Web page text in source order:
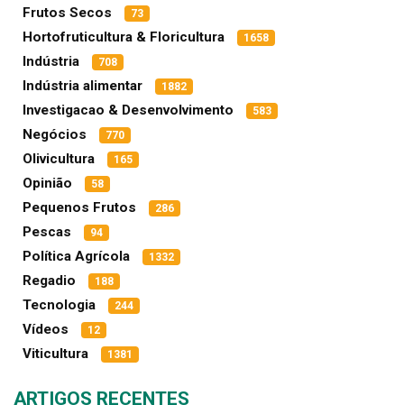
Frutos Secos 73
Hortofruticultura & Floricultura 1658
Indústria 708
Indústria alimentar 1882
Investigacao & Desenvolvimento 583
Negócios 770
Olivicultura 165
Opinião 58
Pequenos Frutos 286
Pescas 94
Política Agrícola 1332
Regadio 188
Tecnologia 244
Vídeos 12
Viticultura 1381
ARTIGOS RECENTES